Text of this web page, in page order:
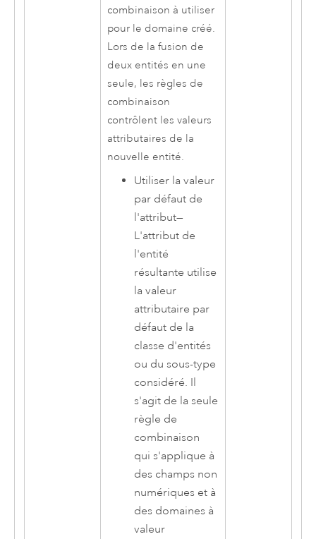
combinaison à utiliser
pour le domaine créé.
Lors de la fusion de
deux entités en une
seule, les règles de
combinaison
contrôlent les valeurs
attributaires de la
nouvelle entité.
Utiliser la valeur
par défaut de
l'attribut—
L'attribut de
l'entité
résultante utilise
la valeur
attributaire par
défaut de la
classe d'entités
ou du sous-type
considéré. Il
s'agit de la seule
règle de
combinaison
qui s'applique à
des champs non
numériques et à
des domaines à
valeur